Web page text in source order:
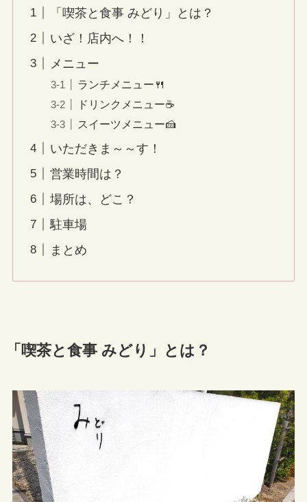
「喫茶と食事 みどり」とは？
いざ！店内へ！！
メニュー
ランチメニュー🍴
ドリンクメニュー☕
スイーツメニュー🍰
いただきま～～す！
営業時間は？
場所は、どこ？
駐車場
まとめ
「喫茶と食事 みどり」とは？